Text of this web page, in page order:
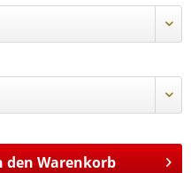
den Warenkorb